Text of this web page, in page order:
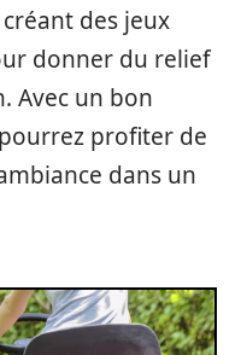
des jeux
donner du relief
Avec un bon
profiter de
dans un